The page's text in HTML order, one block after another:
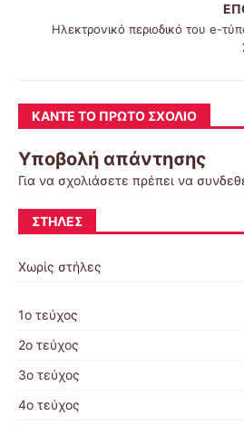
Ηλεκτρονικό περιοδικό του e-
ΚΆΝΤΕ ΤΟ ΠΡΏΤΟ ΣΧΌΛΙΟ
Υποβολή απάντησης
Για να σχολιάσετε πρέπει να
ΣΤΉΛΕΣ
Χωρίς στήλες
1ο τεύχος
2ο τεύχος
3ο τεύχος
4ο τεύχος